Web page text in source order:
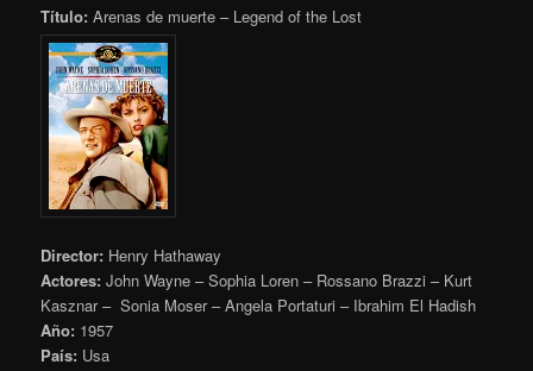
Título: Arenas de muerte – Legend of the Lost
Director: Henry Hathaway
Actores: John Wayne – Sophia Loren – Rossano Brazzi – Kurt
Kasznar – Sonia Moser – Angela Portaturi – Ibrahim El Hadish
Año: 1957
País: Usa